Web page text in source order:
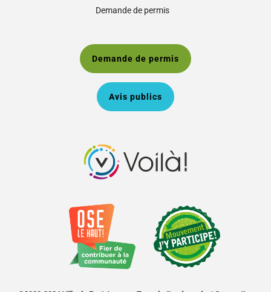
Demande de permis
Demande de permis
Avis publics